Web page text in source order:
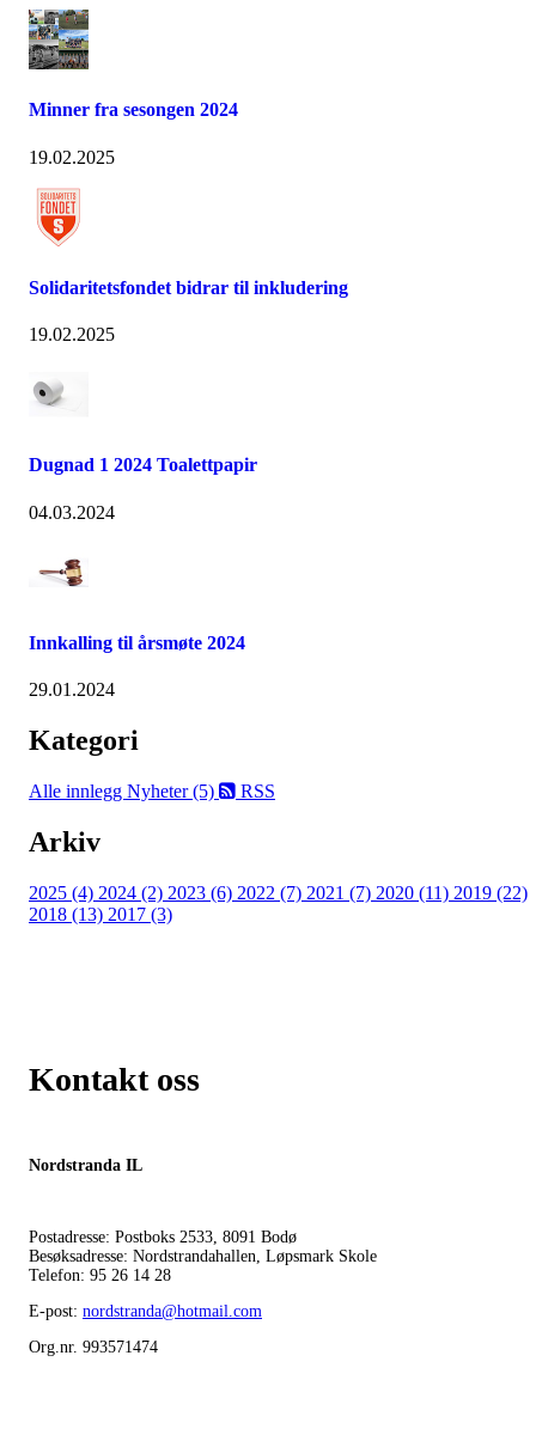
Minner fra sesongen 2024
19.02.2025
Solidaritetsfondet bidrar til inkludering
19.02.2025
Dugnad 1 2024 Toalettpapir
04.03.2024
Innkalling til årsmøte 2024
29.01.2024
Kategori
Alle innlegg Nyheter (5) RSS
Arkiv
2025 (4) 2024 (2) 2023 (6) 2022 (7) 2021 (7) 2020 (11) 2019 (22)
2018 (13) 2017 (3)
Kontakt oss
Nordstranda IL
Postadresse: Postboks 2533, 8091 Bodø
Besøksadresse: Nordstrandahallen, Løpsmark Skole
Telefon: 95 26 14 28
E-post: nordstranda@hotmail.com
Org.nr. 993571474